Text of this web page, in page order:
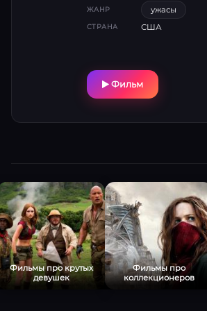
приятелями решил
осуществления
злоумышленников
парня по-настоящему…
ЖАНР ужасы
СТРАНА США
Фильм
Фильмы про крутых
девушек
Фильмы про
коллекционеров